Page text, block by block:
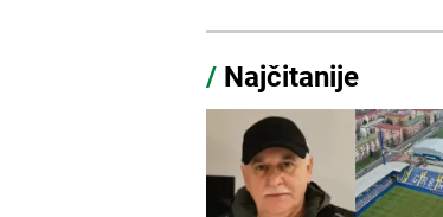
/ Najčitanije